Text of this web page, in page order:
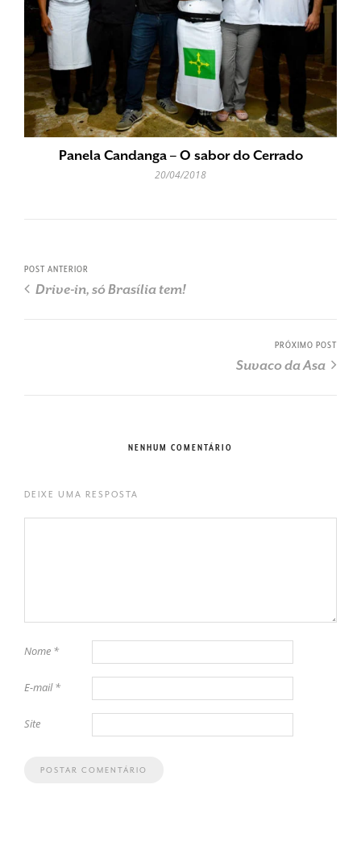
Panela Candanga – O sabor do Cerrado
20/04/2018
POST ANTERIOR
Drive-in, só Brasília tem!
PRÓXIMO POST
Suvaco da Asa
NENHUM COMENTÁRIO
DEIXE UMA RESPOSTA
Nome *
E-mail*
Site